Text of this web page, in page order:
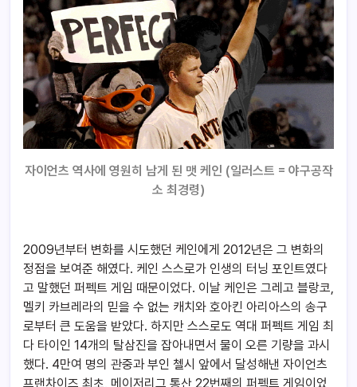
자이언츠 역사에 영원히 남게 된 맷 케인 (일러스트 = 야구공작
소 최경령)
2009년부터 변화를 시도했던 케인에게 2012년은 그 변화의
정점을 보여준 해였다. 케인 스스로가 인생의 터닝 포인트였다
고 말했던 퍼펙트 게임 때문이었다. 이날 케인은 그레고 블랑코,
멜키 카브레라의 믿을 수 없는 캐치와 호아킨 아리아스의 송구
로부터 큰 도움을 받았다. 하지만 스스로도 역대 퍼펙트 게임 최
다 타이인 14개의 탈삼진을 잡아내면서 물이 오른 기량을 과시
했다. 4만여 명의 관중과 부인 첼시 앞에서 달성해낸 자이언츠
프랜차이즈 최초, 메이저리그 통산 22번째의 퍼펙트 게임이었